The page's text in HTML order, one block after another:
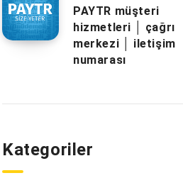
PAYTR müşteri
hizmetleri │ çağrı
merkezi │ iletişim
numarası
Kategoriler